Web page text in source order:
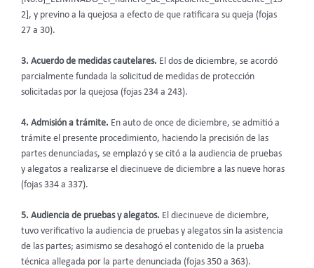
2], y previno a la quejosa a efecto de que ratificara su queja (fojas
27 a 30).
3. Acuerdo de medidas cautelares. El dos de diciembre, se acordó
parcialmente fundada la solicitud de medidas de protección
solicitadas por la quejosa (fojas 234 a 243).
4. Admisión a trámite. En auto de once de diciembre, se admitió a
trámite el presente procedimiento, haciendo la precisión de las
partes denunciadas, se emplazó y se citó a la audiencia de pruebas
y alegatos a realizarse el diecinueve de diciembre a las nueve horas
(fojas 334 a 337).
5. Audiencia de pruebas y alegatos. El diecinueve de diciembre,
tuvo verificativo la audiencia de pruebas y alegatos sin la asistencia
de las partes; asimismo se desahogó el contenido de la prueba
técnica allegada por la parte denunciada (fojas 350 a 363).